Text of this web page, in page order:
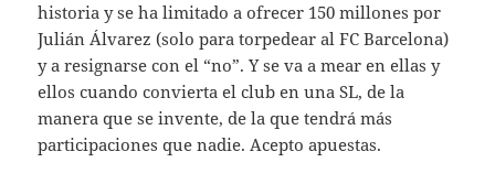
historia y se ha limitado a ofrecer 150 millones por
Julián Álvarez (solo para torpedear al FC Barcelona)
y a resignarse con el “no”. Y se va a mear en ellas y
ellos cuando convierta el club en una SL, de la
manera que se invente, de la que tendrá más
participaciones que nadie. Acepto apuestas.